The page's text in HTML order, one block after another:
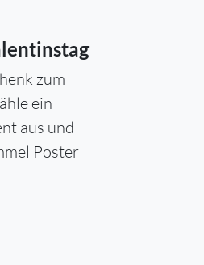
zum
ein
aus und
Poster